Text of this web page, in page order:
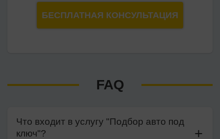
БЕСПЛАТНАЯ КОНСУЛЬТАЦИЯ
FAQ
Что входит в услугу "Подбор авто под
ключ"?